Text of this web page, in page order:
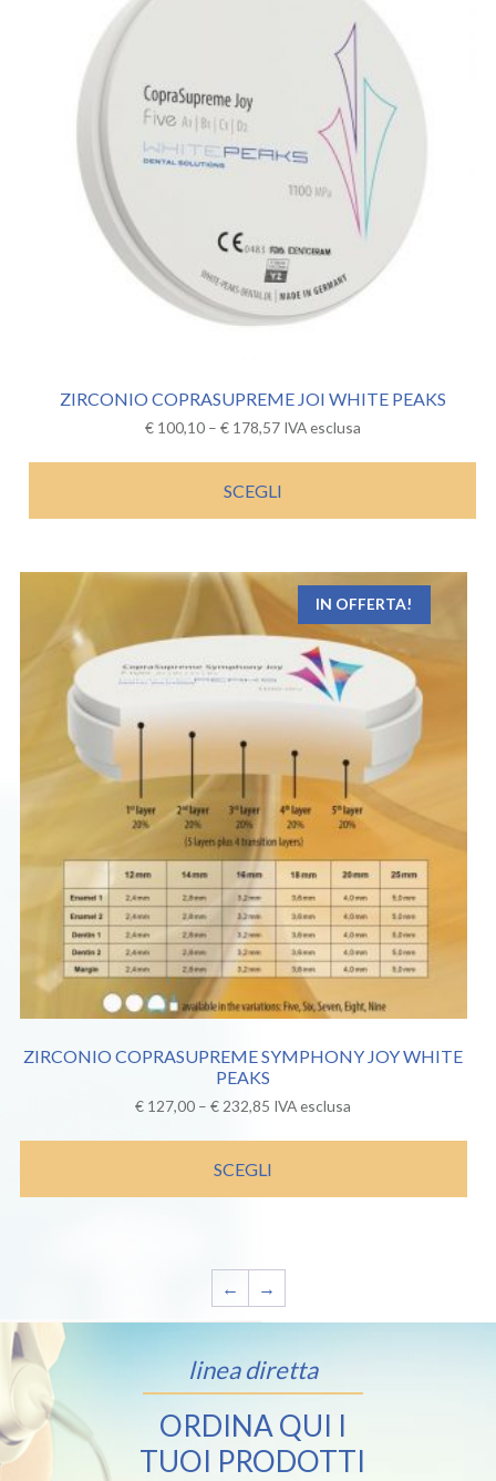
ZIRCONIO COPRASUPREME JOI WHITE PEAKS
€100,10– €178,57 IVA esclusa
SCEGLI
IN OFFERTA!
ZIRCONIO COPRASUPREME SYMPHONY JOY WHITE
PEAKS
€ 127,00 –€ 232,85 IVA esclusa
SCEGLI
← →
linea diretta
ORDINA QUI I
TUOI PRODOTTI